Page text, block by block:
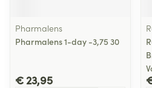
Pharmalens
Pharmalens 1-day -3,75 30
€ 23,95